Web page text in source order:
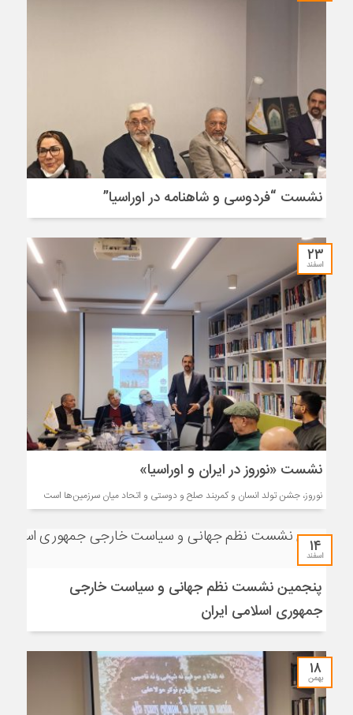
نشست “فردوسی و شاهنامه در اوراسیا”
۲۳
اسفند
نشست «نوروز در ایران و اوراسیا»
نوروز، جشن تولد انسان و کمربند صلح و دوستی و اتحاد میان سرزمین‌ها است
۱۴
اسفند
پنجمین نشست نظم جهانی و سیاست خارجی
جمهوری اسلامی ایران
۱۸
بهمن